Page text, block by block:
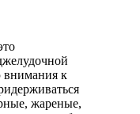
внимания к
жареные,